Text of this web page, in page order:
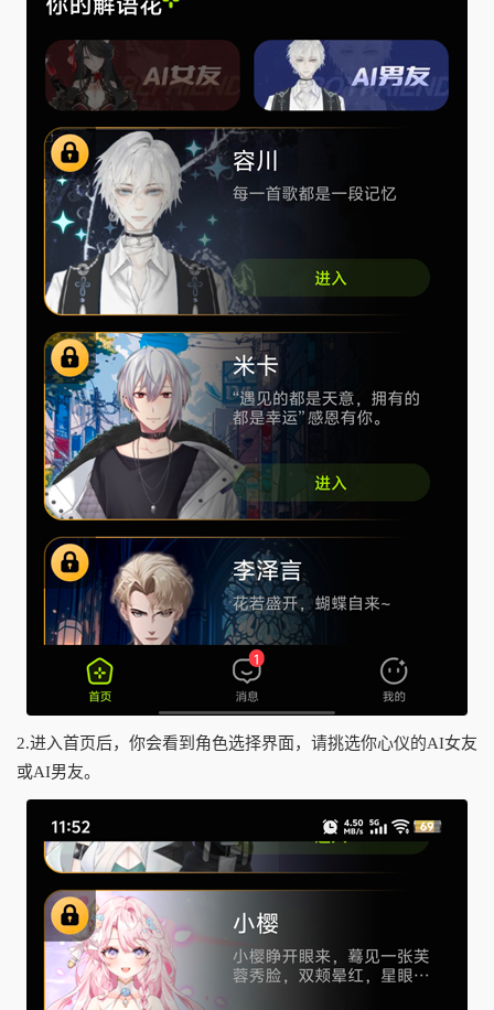
2.进入首页后，你会看到角色选择界面，请挑选你心仪的AI女友
或AI男友。